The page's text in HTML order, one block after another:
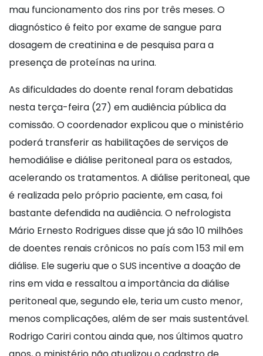
mau funcionamento dos rins por três meses. O
diagnóstico é feito por exame de sangue para
dosagem de creatinina e de pesquisa para a
presença de proteínas na urina.
As dificuldades do doente renal foram debatidas
nesta terça-feira (27) em audiência pública da
comissão. O coordenador explicou que o ministério
poderá transferir as habilitações de serviços de
hemodiálise e diálise peritoneal para os estados,
acelerando os tratamentos. A diálise peritoneal, que
é realizada pelo próprio paciente, em casa, foi
bastante defendida na audiência. O nefrologista
Mário Ernesto Rodrigues disse que já são 10 milhões
de doentes renais crônicos no país com 153 mil em
diálise. Ele sugeriu que o SUS incentive a doação de
rins em vida e ressaltou a importância da diálise
peritoneal que, segundo ele, teria um custo menor,
menos complicações, além de ser mais sustentável.
Rodrigo Cariri contou ainda que, nos últimos quatro